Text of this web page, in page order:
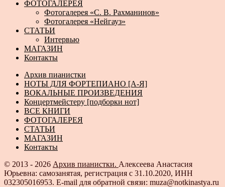
ФОТОГАЛЕРЕЯ
Фотогалерея «С. В. Рахманинов»
Фотогалерея «Нейгауз»
СТАТЬИ
Интервью
МАГАЗИН
Контакты
Архив пианистки
НОТЫ ДЛЯ ФОРТЕПИАНО [А-Я]
ВОКАЛЬНЫЕ ПРОИЗВЕДЕНИЯ
Концертмейстеру [подборки нот]
ВСЕ КНИГИ
ФОТОГАЛЕРЕЯ
СТАТЬИ
МАГАЗИН
Контакты
© 2013 - 2026 Архив пианистки. Алексеева Анастасия
Юрьевна: самозанятая, регистрация с 31.10.2020, ИНН
032305016953. E-mail для обратной связи: muza@notkinastya.ru